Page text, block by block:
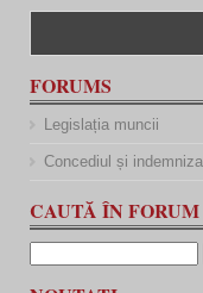
FORUMS
Legislația muncii
Concediul și
CAUTĂ ÎN FORUM